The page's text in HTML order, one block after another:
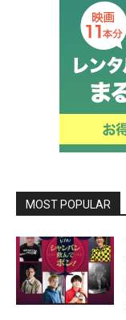
MOST POPULAR